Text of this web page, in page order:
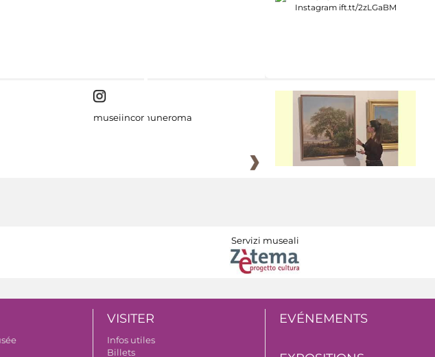
museiincomuneroma
Servizi museali
VISITER
Infos utiles
Billets
EVÉNEMENTS